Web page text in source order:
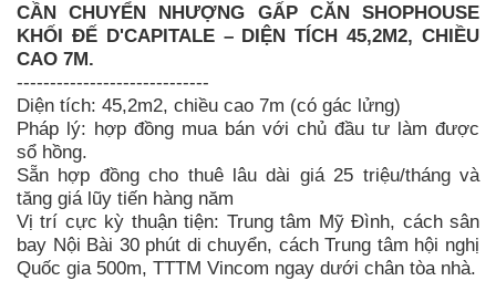
CẦN CHUYỂN NHƯỢNG GẤP CĂN SHOPHOUSE
KHỐI ĐẾ D'CAPITALE – DIỆN TÍCH 45,2M2, CHIỀU
CAO 7M.
-----------------------------
Diện tích: 45,2m2, chiều cao 7m (có gác lửng)
Pháp lý: hợp đồng mua bán với chủ đầu tư làm được
sổ hồng.
Sẵn hợp đồng cho thuê lâu dài giá 25 triệu/tháng và
tăng giá lũy tiến hàng năm
Vị trí cực kỳ thuận tiện: Trung tâm Mỹ Đình, cách sân
bay Nội Bài 30 phút di chuyển, cách Trung tâm hội nghị
Quốc gia 500m, TTTM Vincom ngay dưới chân tòa nhà.